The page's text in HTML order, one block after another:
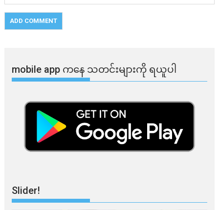
mobile app ​​ကနေ ​​သတင်းများကို ရယူပါ
Slider!